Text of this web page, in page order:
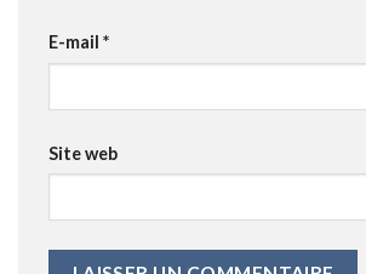
E-mail *
Site web